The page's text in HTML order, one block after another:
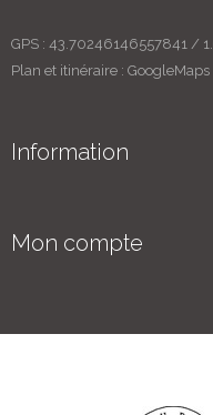
GPS : 43.70246146557841 /
Plan et itinéraire : GoogleMaps
Information
Mon compte